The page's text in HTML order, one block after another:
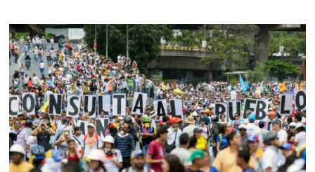
de
Okills
en
el
Cervantino